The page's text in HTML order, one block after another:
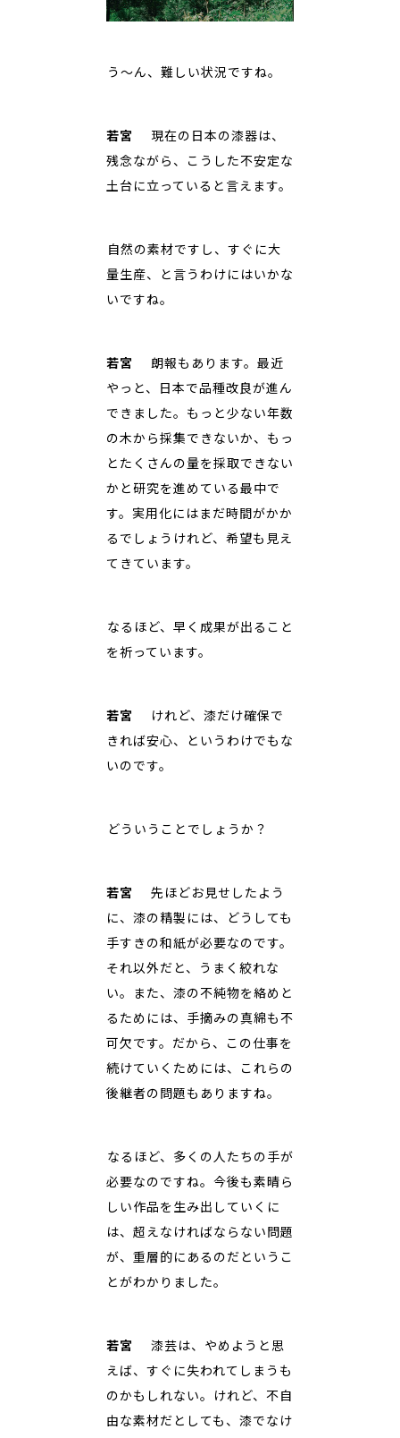
――う〜ん、難しい状況ですね。
若宮
現在の日本の漆器は、
残念ながら、こうした不安定な
土台に立っていると言えます。
――自然の素材ですし、すぐに大
量生産、と言うわけにはいかな
いですね。
若宮
朗報もあります。最近
やっと、日本で品種改良が進ん
できました。もっと少ない年数
の木から採集できないか、もっ
とたくさんの量を採取できない
かと研究を進めている最中で
す。実用化にはまだ時間がかか
るでしょうけれど、希望も見え
てきています。
――なるほど、早く成果が出ること
を祈っています。
若宮
けれど、漆だけ確保で
きれば安心、というわけでもな
いのです。
――どういうことでしょうか？
若宮
先ほどお見せしたよう
に、漆の精製には、どうしても
手すきの和紙が必要なのです。
それ以外だと、うまく絞れな
い。また、漆の不純物を絡めと
るためには、手摘みの真綿も不
可欠です。だから、この仕事を
続けていくためには、これらの
後継者の問題もありますね。
――なるほど、多くの人たちの手が
必要なのですね。今後も素晴ら
しい作品を生み出していくに
は、超えなければならない問題
が、重層的にあるのだというこ
とがわかりました。
若宮
漆芸は、やめようと思
えば、すぐに失われてしまうも
のかもしれない。けれど、不自
由な素材だとしても、漆でなけ